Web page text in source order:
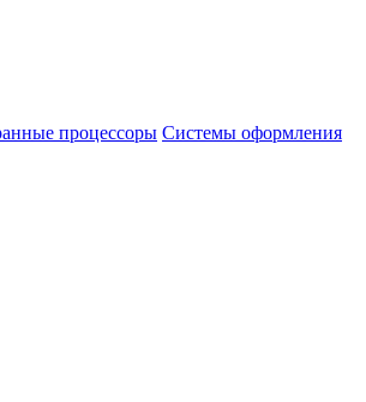
процессоры Системы оформления